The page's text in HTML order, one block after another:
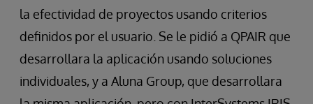
la efectividad de proyectos usando criterios
definidos por el usuario. Se le pidió a QPAIR que
desarrollara la aplicación usando soluciones
individuales, y a Aluna Group, que desarrollara